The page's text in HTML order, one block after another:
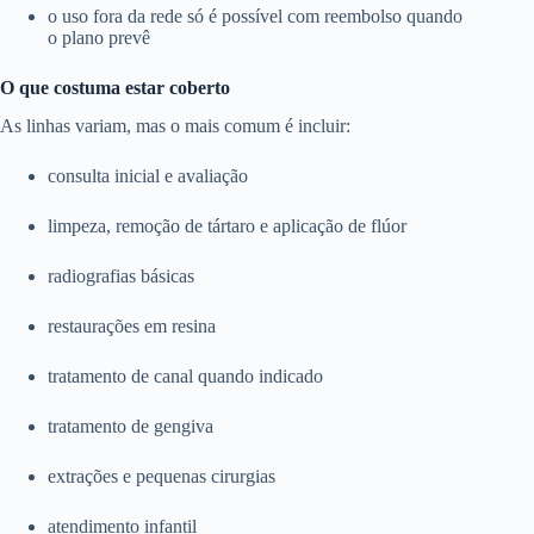
o uso fora da rede só é possível com reembolso quando
o plano prevê
O que costuma estar coberto
As linhas variam, mas o mais comum é incluir:
consulta inicial e avaliação
limpeza, remoção de tártaro e aplicação de flúor
radiografias básicas
restaurações em resina
tratamento de canal quando indicado
tratamento de gengiva
extrações e pequenas cirurgias
atendimento infantil